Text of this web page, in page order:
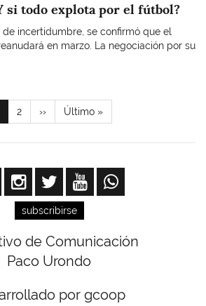
si todo explota por el fútbol?
de incertidumbre, se confirmó que el
en marzo. La negociación por su
Page
2
Siguiente
página
››
Última
página
Último »
subscribirse
de Comunicación
Paco Urondo
por gcoop